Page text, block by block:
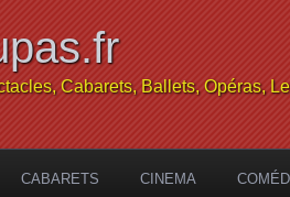
Cabarets, Ballets, Opéras,
CABARETS CINEMA